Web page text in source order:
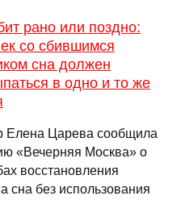
рано или поздно:
со сбившимся
сна должен
в одно и то же
Елена Царева сообщила
«Вечерняя Москва» о
восстановления
сна без использования